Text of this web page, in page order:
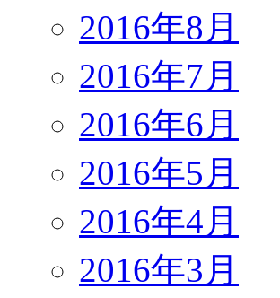
2016年8月
2016年7月
2016年6月
2016年5月
2016年4月
2016年3月